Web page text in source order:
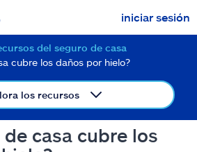
iniciar sesión
paracotizar
del seguro de casa
cubre los daños por hielo?
los recursos
casa cubre los